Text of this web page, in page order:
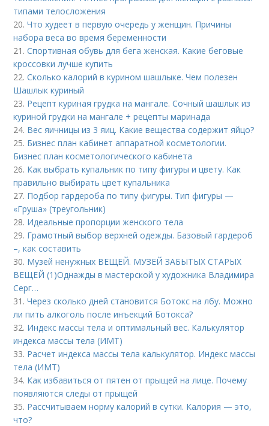
типами телосложения
20.Что худеет в первую очередь у женщин. Причины
набора веса во время беременности
21.Спортивная обувь для бега женская. Какие беговые
кроссовки лучше купить
22.Сколько калорий в курином шашлыке. Чем полезен
Шашлык куриный
23. Рецепт куриная грудка на мангале. Сочный шашлык из
куриной грудки на мангале + рецепты маринада
24. Вес яичницы из 3 яиц. Какие вещества содержит яйцо?
25. Бизнес план кабинет аппаратной косметологии.
Бизнес план косметологического кабинета
26. Как выбрать купальник по типу фигуры и цвету. Как
правильно выбирать цвет купальника
27. Подбор гардероба по типу фигуры. Тип фигуры —
«Груша» (треугольник)
28. Идеальные пропорции женского тела
29. Грамотный выбор верхней одежды. Базовый гардероб
–, как составить
30. Музей ненужных ВЕЩЕЙ. МУЗЕЙ ЗАБЫТЫХ СТАРЫХ
ВЕЩЕЙ (1)Однажды в мастерской у художника Владимира
Серг…
31.Через сколько дней становится Ботокс на лбу. Можно
ли пить алкоголь после инъекций Ботокса?
32. Индекс массы тела и оптимальный вес. Калькулятор
индекса массы тела (ИМТ)
33. Расчет индекса массы тела калькулятор. Индекс массы
тела (ИМТ)
34. Как избавиться от пятен от прыщей на лице. Почему
появляются следы от прыщей
35. Рассчитываем норму калорий в сутки. Калория — это,
что?